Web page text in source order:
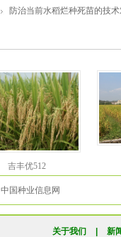
防治当前水稻烂种死苗的技
吉丰优512
中国种业信息网
关于我们
新